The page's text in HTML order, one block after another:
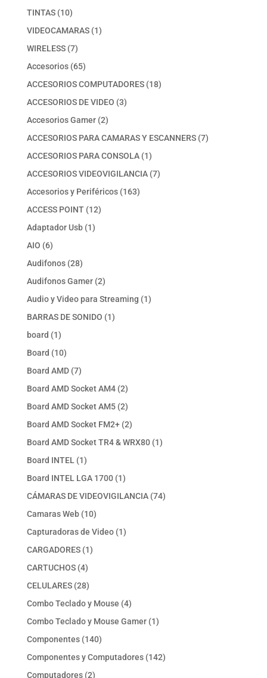
TINTAS 1010
productos
VIDEOCAMARAS 11
WIRELESS 77
productos
Accesorios 6565
productos
ACCESORIOS COMPUTADORES 1818
ACCESORIOS DE VIDEO 33
Accesorios Gamer 22
productos
ACCESORIOS PARA CAMARAS Y ESCANNERS 77
ACCESORIOS PARA CONSOLA 11
producto
ACCESORIOS VIDEOVIGILANCIA 77
Accesorios y Periféricos 163163
ACCESS POINT 1212
Adaptador Usb 11
AIO 66
productos
Audifonos 2828
productos
Audifonos Gamer 22
productos
Audio y Video para Streaming 11
BARRAS DE SONIDO 11
board 11
producto
Board 1010
productos
Board AMD 77
productos
Board AMD Socket AM4 22
productos
Board AMD Socket AM5 22
productos
Board AMD Socket FM2+ 22
productos
Board AMD Socket TR4 & WRX80 11
Board INTEL 11
producto
Board INTEL LGA 1700 11
producto
CÁMARAS DE VIDEOVIGILANCIA 7474
Camaras Web 1010
productos
Capturadoras de Video 11
CARGADORES 11
CARTUCHOS 44
productos
CELULARES 2828
productos
Combo Teclado y Mouse 44
productos
Combo Teclado y Mouse Gamer 11
Componentes 140140
productos
Componentes y Computadores 142142
Computadores 22